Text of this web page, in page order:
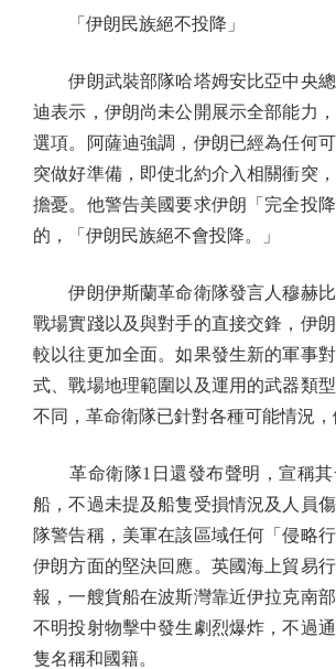
「伊朗民族絕不投降」
伊朗武裝部隊哈塔姆安比亞中央總
迪表示，伊朗尚未公開展示全部能力
選項。阿薩迪強調，伊朗已經為任何
突做好準備，即使北約介入相關衝突
擔憂。他警告美國要求伊朗「完全投
的，「伊朗民族絕不會投降。」
伊朗伊斯蘭革命衛隊發言人穆赫比
戰場實踐以及與對手的直接交鋒，伊
較以往更加全面。如果發生新的軍事
式、戰場地理範圍以及運用的武器類
不同，革命衛隊已針對各種可能情況，
革命衛隊1日還發布聲明，宣稱其
船，不過未提及船隻受損情況及人員
隊警告稱，美軍在該區域任何「侵略
伊朗方面的堅決回應。英國海上貿易
報，一艘貨船在波斯灣靠近伊拉克南
不明投射物擊中發生劇烈爆炸，不過
隻名稱和國籍。